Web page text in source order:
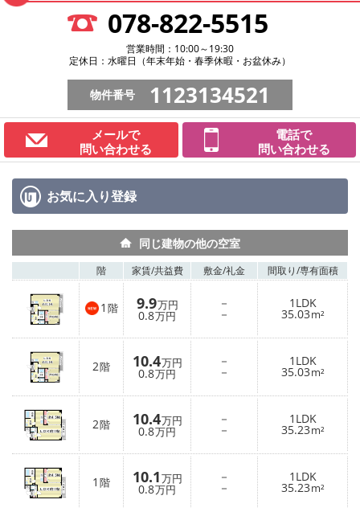
078-822-5515
営業時間：10:00～19:30
定休日：水曜日（年末年始・春季休暇・お盆休み）
物件番号 1123134521
メールで
問い合わせる
電話で
問い合わせる
お気に入り登録
同じ建物の他の空室
階 家賃/共益費 敷金/礼金 間取り/専有面積
1 階 9.9万円
0.8万円
－
－
1LDK
35.03m²
2階 10.4万円
0.8万円
－
－
1LDK
35.03m²
2階 10.4万円
0.8万円
－
－
1LDK
35.23m²
1 階 10.1万円
0.8万円
－
－
1LDK
35.23m²